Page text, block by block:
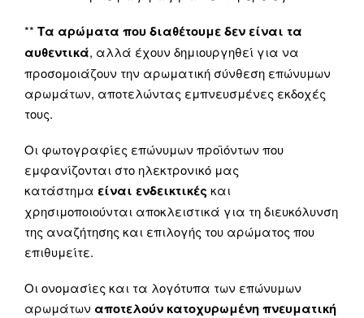
** Τα αρώματα που διαθέτουμε δεν είναι τα
αυθεντικά, αλλά έχουν δημιουργηθεί για να
προσομοιάζουν την αρωματική σύνθεση επώνυμων
αρωμάτων, αποτελώντας εμπνευσμένες εκδοχές
τους.
Οι φωτογραφίες επώνυμων προϊόντων που
εμφανίζονται στο ηλεκτρονικό μας
κατάστημα είναι ενδεικτικές και
χρησιμοποιούνται αποκλειστικά για τη διευκόλυνση
της αναζήτησης και επιλογής του αρώματος που
επιθυμείτε.
Οι ονομασίες και τα λογότυπα των επώνυμων
αρωμάτων αποτελούν κατοχυρωμένη πνευματική